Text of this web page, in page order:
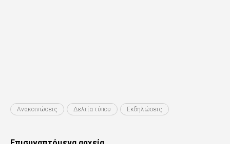
Ανακοινώσεις Δελτία τύπου Εκδηλώσεις